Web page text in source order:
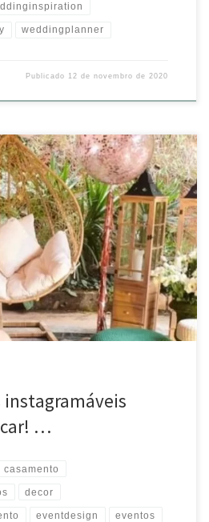
weddingplanner
Publicado 12 de novembro de 2020
vieram para ficar! São os queridinhos
as idades As fotos ficam lindas e se
especial. E para quem tem redes
de muitos likes! Já pensou em
instagramável? Conta […]
…
casamento
decor
eventdesign eventos